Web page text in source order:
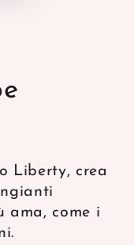
Liberty, crea
ama, come i